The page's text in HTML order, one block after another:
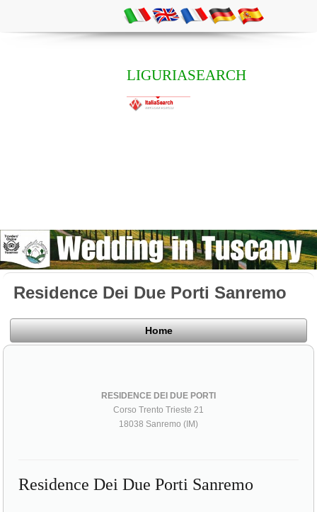
LIGURIASEARCH
Residence Dei Due Porti Sanremo
Home
RESIDENCE DEI DUE PORTI
Corso Trento Trieste 21
18038 Sanremo (IM)
Residence Dei Due Porti Sanremo